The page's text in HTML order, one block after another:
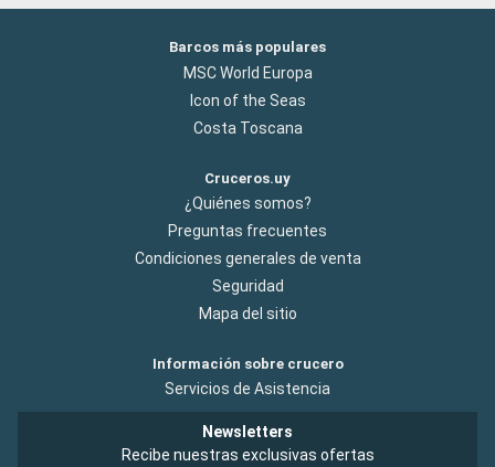
Barcos más populares
MSC World Europa
Icon of the Seas
Costa Toscana
Cruceros.uy
¿Quiénes somos?
Preguntas frecuentes
Condiciones generales de venta
Seguridad
Mapa del sitio
Información sobre crucero
Servicios de Asistencia
Newsletters
Recibe nuestras exclusivas ofertas